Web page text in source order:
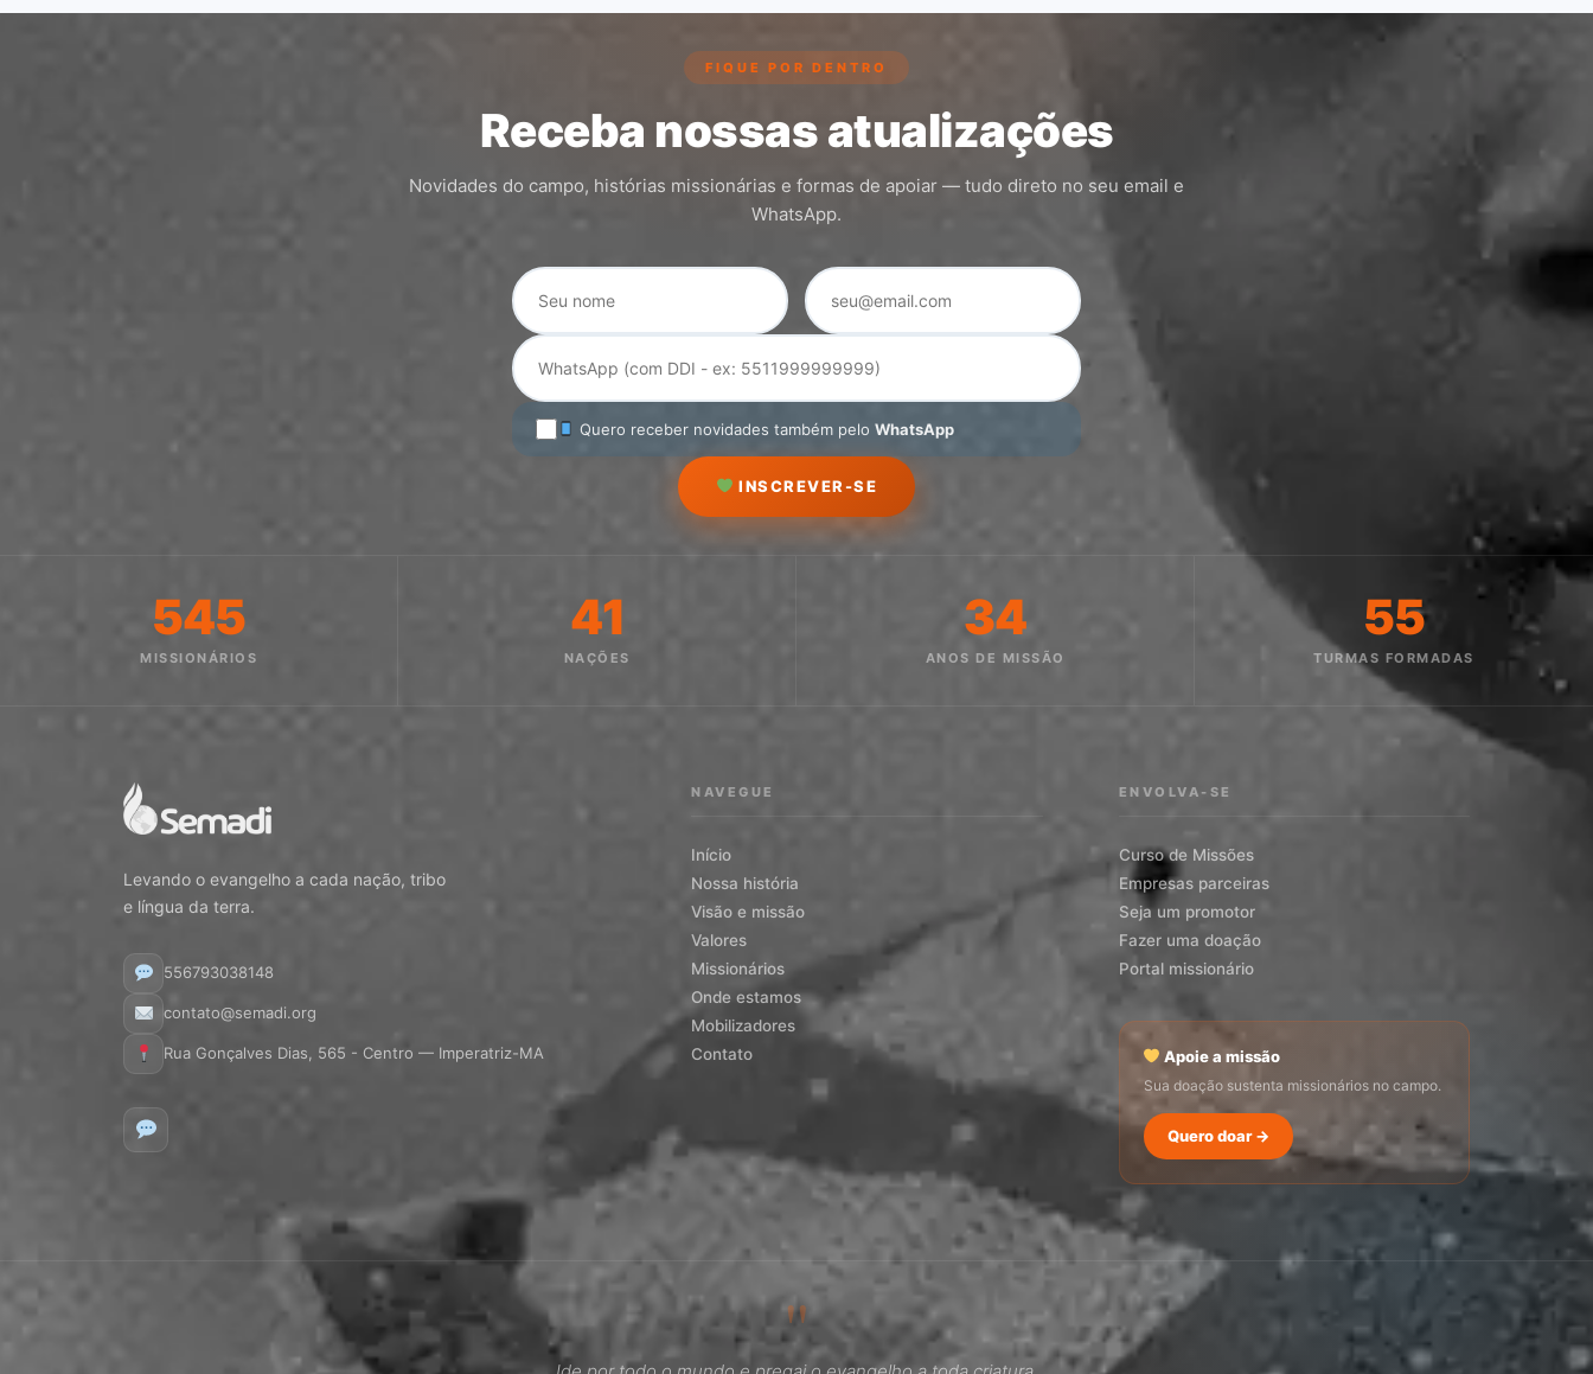
FIQUE POR DENTRO
Receba nossas atualizações
Novidades do campo, histórias missionárias e formas de apoiar — tudo direto no seu email e
WhatsApp.
Quero receber novidades também pelo WhatsApp
INSCREVER-SE
545
MISSIONÁRIOS
41
NAÇÕES
34
ANOS DE MISSÃO
55
TURMAS FORMADAS
Levando o evangelho a cada nação, tribo
e língua da terra.
556793038148
contato@semadi.org
Rua Gonçalves Dias, 565 - Centro — Imperatriz-MA
NAVEGUE
Início
Nossa história
Visão e missão
Valores
Missionários
Onde estamos
Mobilizadores
Contato
ENVOLVA-SE
Curso de Missões
Empresas parceiras
Seja um promotor
Fazer uma doação
Portal missionário
Apoie a missão
Sua doação sustenta missionários no campo.
Quero doar →
"
SEMADI
Normalmente responde em minutos
Como faço para doar?